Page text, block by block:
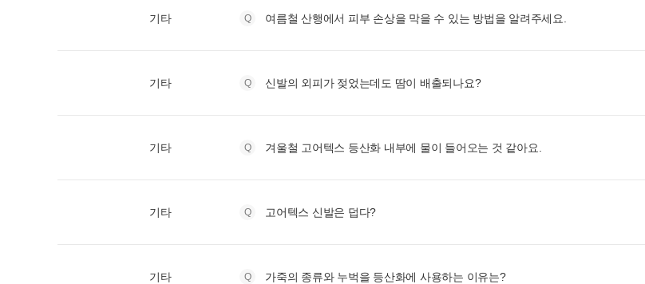
기타 여름철 산행에서 피부 손상을 막을 수 있는 방법을 알려주세요.
기타 신발의 외피가 젖었는데도 땀이 배출되나요?
기타 겨울철 고어텍스 등산화 내부에 물이 들어오는 것 같아요.
기타 고어텍스 신발은 덥다?
기타 가죽의 종류와 누벅을 등산화에 사용하는 이유는?